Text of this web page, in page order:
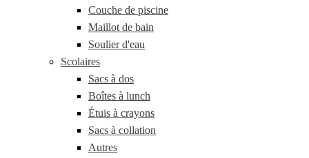
Couche de piscine
Maillot de bain
Soulier d'eau
Scolaires
Sacs à dos
Boîtes à lunch
Étuis à crayons
Sacs à collation
Autres